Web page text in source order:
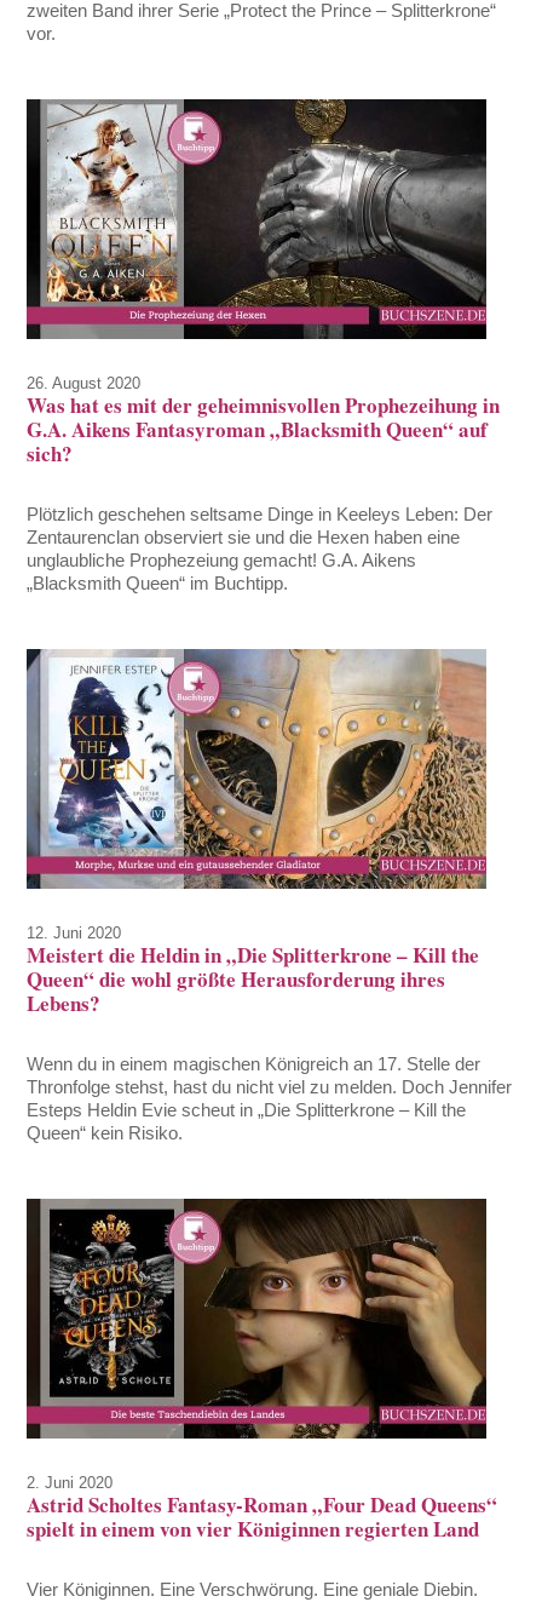
zweiten Band ihrer Serie „Protect the Prince – Splitterkrone“
vor.
26. August 2020
Was hat es mit der geheimnisvollen Prophezeihung in
G.A. Aikens Fantasyroman „Blacksmith Queen“ auf
sich?
Plötzlich geschehen seltsame Dinge in Keeleys Leben: Der
Zentaurenclan observiert sie und die Hexen haben eine
unglaubliche Prophezeiung gemacht! G.A. Aikens
„Blacksmith Queen“ im Buchtipp.
12. Juni 2020
Meistert die Heldin in „Die Splitterkrone – Kill the
Queen“ die wohl größte Herausforderung ihres
Lebens?
Wenn du in einem magischen Königreich an 17. Stelle der
Thronfolge stehst, hast du nicht viel zu melden. Doch Jennifer
Esteps Heldin Evie scheut in „Die Splitterkrone – Kill the
Queen“ kein Risiko.
2. Juni 2020
Astrid Scholtes Fantasy-Roman „Four Dead Queens“
spielt in einem von vier Königinnen regierten Land
Vier Königinnen. Eine Verschwörung. Eine geniale Diebin.